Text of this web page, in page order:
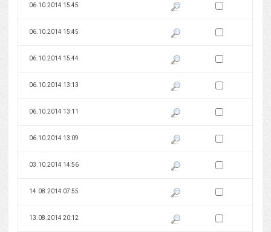
06.10.2014 15:45 Pokaż podgląd wersji z dnia
Zaznacz wersję do
06.10.2014 15:45 Pokaż podgląd wersji z dnia
Zaznacz wersję do
06.10.2014 15:44 Pokaż podgląd wersji z dnia
Zaznacz wersję do
06.10.2014 13:13 Pokaż podgląd wersji z dnia
Zaznacz wersję do
06.10.2014 13:11 Pokaż podgląd wersji z dnia
Zaznacz wersję do
06.10.2014 13:09 Pokaż podgląd wersji z dnia
Zaznacz wersję do
03.10.2014 14:56 Pokaż podgląd wersji z dnia
Zaznacz wersję do
14.08.2014 07:55 Pokaż podgląd wersji z dnia
Zaznacz wersję do
13.08.2014 20:12 Pokaż podgląd wersji z dnia
Zaznacz wersję do